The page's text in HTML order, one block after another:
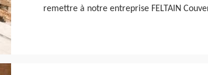
remettre à notre entreprise FELTAIN